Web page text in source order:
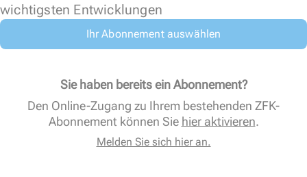
wichtigsten Entwicklungen
Ihr Abonnement auswählen
Sie haben bereits ein Abonnement?
Den Online-Zugang zu Ihrem bestehenden ZFK-
Abonnement können Sie hier aktivieren.
Melden Sie sich hier an.